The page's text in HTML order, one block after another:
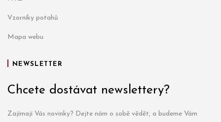
Vzorníky potahů
Mapa webu
NEWSLETTER
Chcete dostávat newslettery?
Zajímají Vás novinky? Dejte nám o sobě vědět, a budeme Vám